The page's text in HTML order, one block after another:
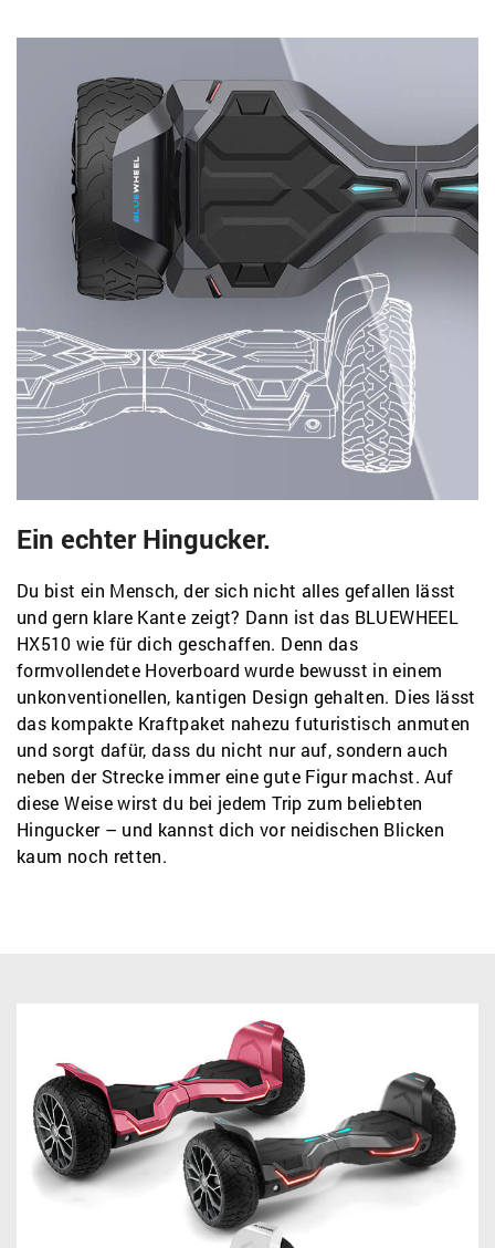
Ein echter Hingucker.
Du bist ein Mensch, der sich nicht alles gefallen lässt
und gern klare Kante zeigt? Dann ist das BLUEWHEEL
HX510 wie für dich geschaffen. Denn das
formvollendete Hoverboard wurde bewusst in einem
unkonventionellen, kantigen Design gehalten. Dies lässt
das kompakte Kraftpaket nahezu futuristisch anmuten
und sorgt dafür, dass du nicht nur auf, sondern auch
neben der Strecke immer eine gute Figur machst. Auf
diese Weise wirst du bei jedem Trip zum beliebten
Hingucker – und kannst dich vor neidischen Blicken
kaum noch retten.